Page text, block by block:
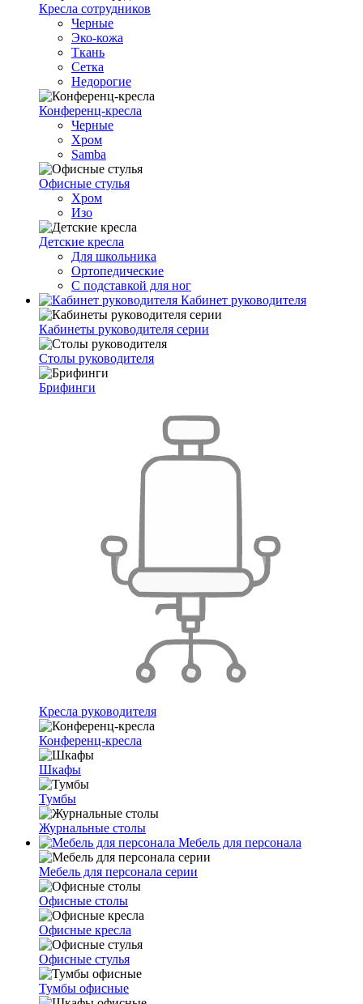
Кресла сотрудников
Черные
Эко-кожа
Ткань
Сетка
Недорогие
Конференц-кресла
Черные
Хром
Samba
Офисные стулья
Хром
Изо
Детские кресла
Для школьника
Ортопедические
С подставкой для ног
Кабинет руководителя
Кабинеты руководителя серии
Столы руководителя
Брифинги
Кресла руководителя
Конференц-кресла
Шкафы
Тумбы
Журнальные столы
Мебель для персонала
Мебель для персонала серии
Офисные столы
Офисные кресла
Офисные стулья
Тумбы офисные